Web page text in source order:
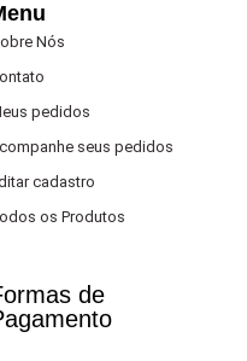
Nós
pedidos
seus pedidos
cadastro
os Produtos
de